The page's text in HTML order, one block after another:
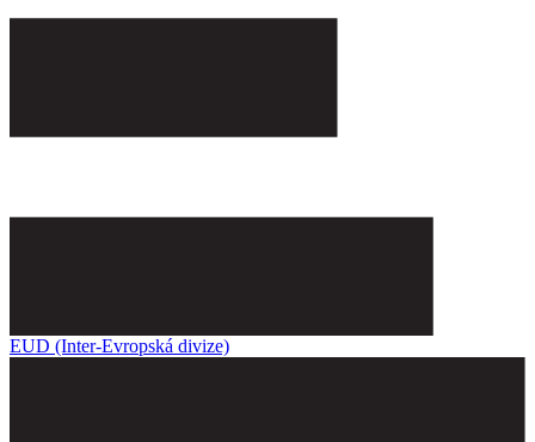
EUD (Inter-Evropská divize)